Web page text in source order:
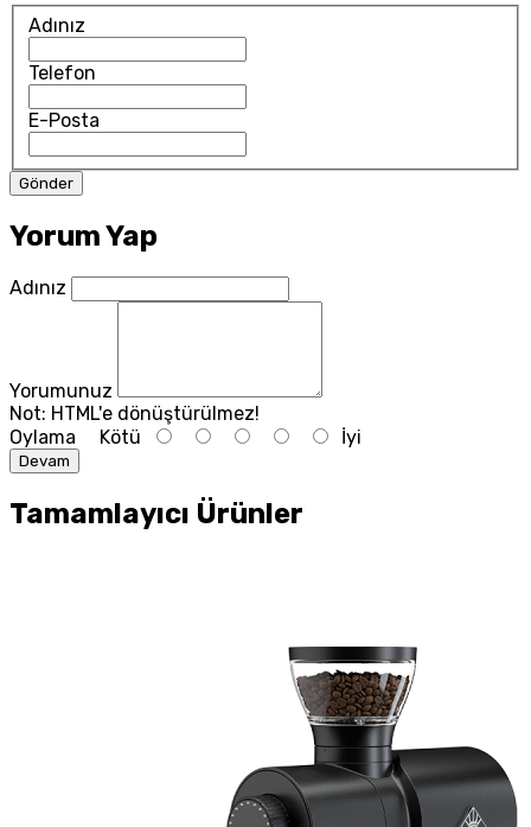
Adınız
Telefon
E-Posta
Yorum Yap
Adınız
Yorumunuz
Not: HTML'e dönüştürülmez!
Oylama Kötü İyi
Devam
Tamamlayıcı Ürünler